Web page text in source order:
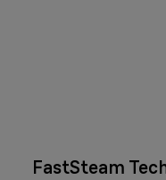
FastSteam